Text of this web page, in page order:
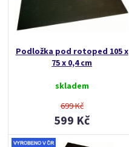
Podložka pod rotoped 105 x
75 x 0,4 cm
skladem
699 Kč
599 Kč